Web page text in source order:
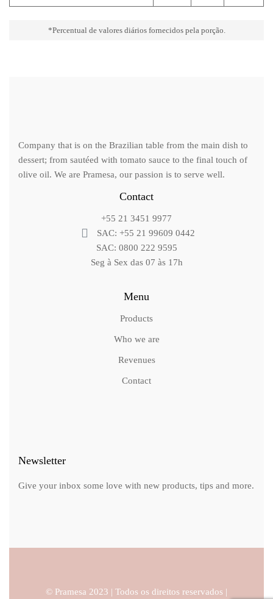
*Percentual de valores diários fornecidos pela porção.
Company that is on the Brazilian table from the main dish to
dessert; from sautéed with tomato sauce to the final touch of
olive oil. We are Pramesa, our passion is to serve well.
Contact
+55 21 3451 9977
SAC: +55 21 99609 0442
SAC: 0800 222 9595
Seg à Sex das 07 às 17h
Menu
Products
Who we are
Revenues
Contact
Newsletter
Give your inbox some love with new products, tips and more.
© Pramesa 2023 | Todos os direitos reservados |